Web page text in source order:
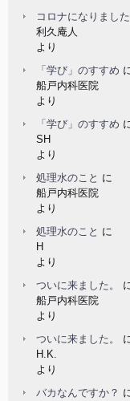
コロナになりました
利久庵人
より
「学び」のすすめ
船戸内科医院
より
「学び」のすすめ
SH
より
処理水のこと に
船戸内科医院
より
処理水のこと に
H
より
ついに来ました。
船戸内科医院
より
ついに来ました。
H.K.
より
バカなんですか？